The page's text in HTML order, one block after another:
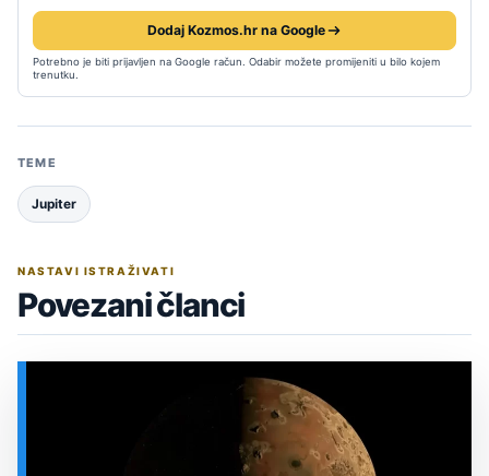
Dodaj Kozmos.hr na Google
Potrebno je biti prijavljen na Google račun. Odabir možete promijeniti u bilo kojem
trenutku.
TEME
Jupiter
NASTAVI ISTRAŽIVATI
Povezani članci